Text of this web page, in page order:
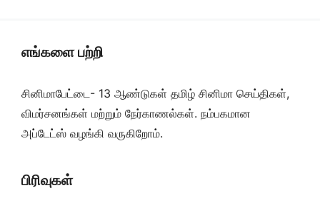
எங்களை பற்றி
சினிமாபேட்டை- 13 ஆண்டுகள் தமிழ் சினிமா செய்திகள்,
விமர்சனங்கள் மற்றும் நேர்காணல்கள். நம்பகமான
அப்டேட்ஸ் வழங்கி வருகிறோம்.
பிரிவுகள்